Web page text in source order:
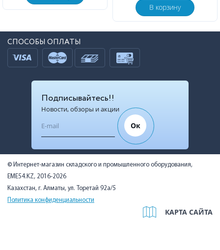
В корзину
СПОСОБЫ ОПЛАТЫ
Подписывайтесь!!
Новости, обзоры и акции
Ок
© Интернет-магазин складского и промышленного оборудования,
EME54.KZ, 2016-2026
Казахстан, г. Алматы, ул. Торетай 92а/5
Политика конфиденциальности
КАРТА САЙТА